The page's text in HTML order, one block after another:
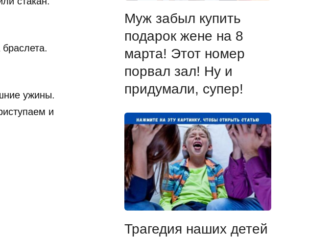
ужины.
и
Муж забыл купить
подарок жене на 8
марта! Этот номер
порвал зал! Ну и
придумали, супер!
Трагедия наших детей